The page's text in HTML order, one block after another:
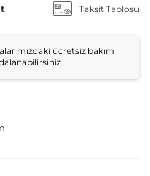
Taksit Tablosu
ücretsiz bakım